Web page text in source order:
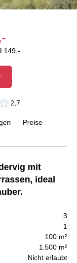
149,-
2,7
Preise
mit
ideal
3
1
100 m²
1.500 m²
Nicht erlaubt